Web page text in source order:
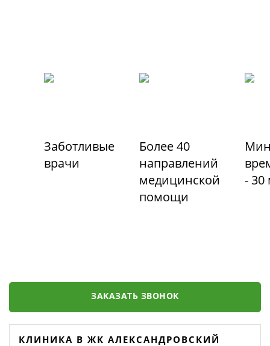
Заботливые
врачи
Более 40
направлений
медицинской
помощи
- 30
ЗАКАЗАТЬ ЗВОНОК
КЛИНИКА В ЖК АЛЕКСАНДРОВСКИЙ